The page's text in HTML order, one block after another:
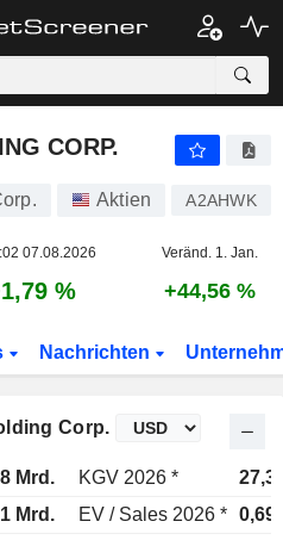
CORP.
Aktien A2AHWK
07.08.2026 Veränd. 1. Jan.
% +44,56 %
Nachrichten
Corp.
Mrd. KGV 2026 *
Mrd. EV / Sales 2026 *